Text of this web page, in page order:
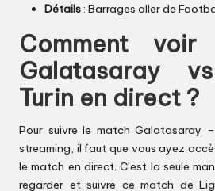
Détails: Barrages aller de
Comment
Galatasaray
Turin en direct ?
Pour suivre le match Galatasaray
streaming, il faut que vous ayez
le match en direct. C’est la seule
regarder et suivre ce match de